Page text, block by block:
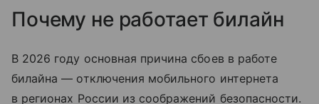
Почему не работает билайн
В 2026 году основная причина сбоев в работе
билайна — отключения мобильного интернета
в регионах России из соображений безопасности.